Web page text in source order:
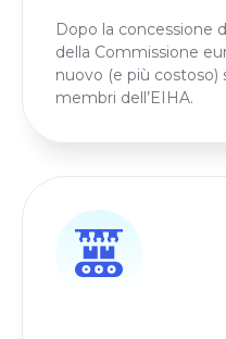
Dopo la concessione
della Commissione
nuovo (e più costoso)
membri dell’EIHA.